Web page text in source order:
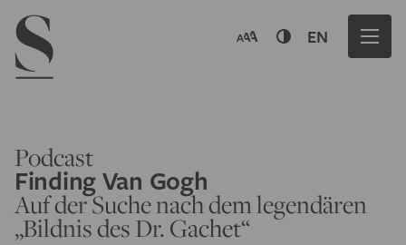
Navigation menu
EN
Podcast
Finding Van Gogh
Auf der Suche nach dem legendären
„Bildnis des Dr. Gachet“